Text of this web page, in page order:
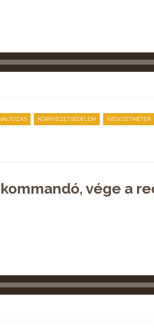
, KÖRNYEZETVÉDELEM , NÉGYZETMÉTER
vége a